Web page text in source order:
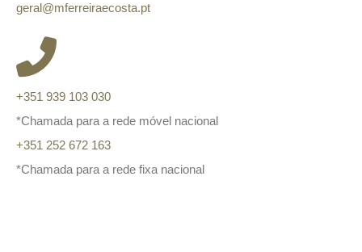
geral@mferreiraecosta.pt
+351 939 103 030
*Chamada para a rede móvel nacional
+351 252 672 163
*Chamada para a rede fixa nacional